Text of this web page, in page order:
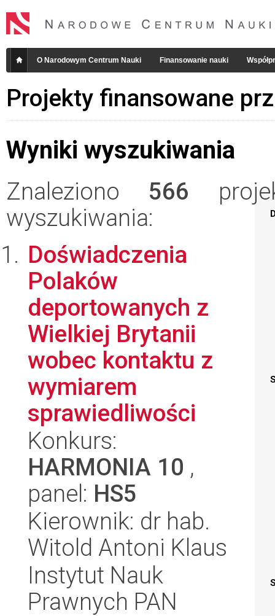
O Narodowym Centrum Nauki Finansowanie nauki
Projekty finansowane
Wyniki wyszukiwania
Znaleziono 566
wyszukiwania:
Doświadczenia
Polaków
deportowanych z
Wielkiej Brytanii
wobec kontaktu z
wymiarem
sprawiedliwości
Konkurs:
HARMONIA 10 ,
panel: HS5
Kierownik: dr hab.
Witold Antoni Klaus
Instytut Nauk
Prawnych PAN